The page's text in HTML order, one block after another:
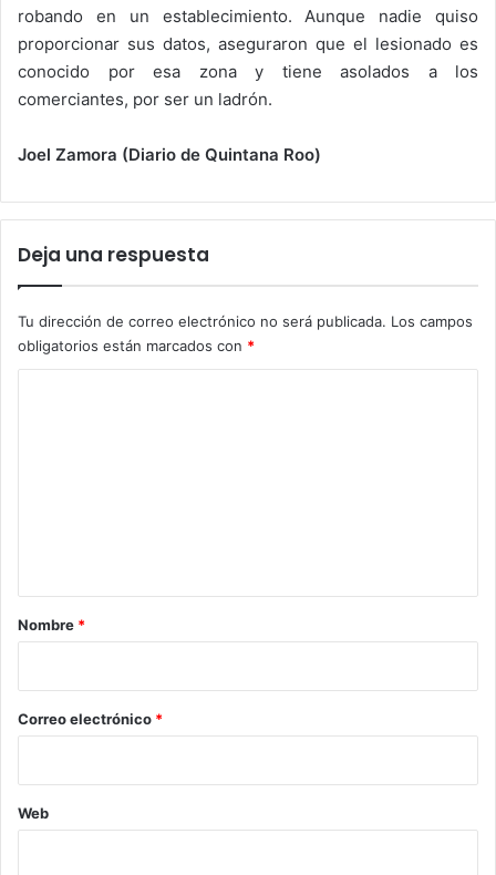
robando en un establecimiento. Aunque nadie quiso
proporcionar sus datos, aseguraron que el lesionado es
conocido por esa zona y tiene asolados a los
comerciantes, por ser un ladrón.
Joel Zamora (Diario de Quintana Roo)
Deja una respuesta
Tu dirección de correo electrónico no será publicada. Los campos
obligatorios están marcados con *
r
*
Nombre *
Correo electrónico *
Web